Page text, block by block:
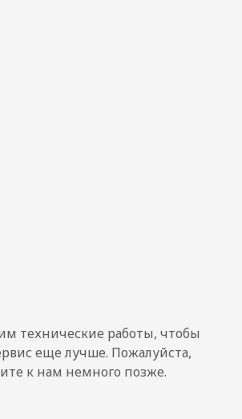
технические работы, чтобы
еще лучше. Пожалуйста,
к нам немного позже.